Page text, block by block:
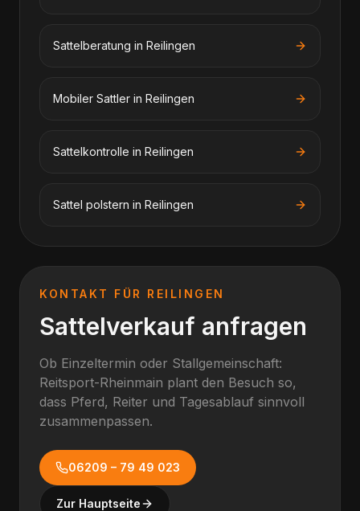
Sattelberatung in Reilingen
Mobiler Sattler in Reilingen
Sattelkontrolle in Reilingen
Sattel polstern in Reilingen
KONTAKT FÜR REILINGEN
Sattelverkauf anfragen
Ob Einzeltermin oder Stallgemeinschaft:
Reitsport-Rheinmain plant den Besuch so,
dass Pferd, Reiter und Tagesablauf sinnvoll
zusammenpassen.
06209 – 79 49 023
Zur Hauptseite